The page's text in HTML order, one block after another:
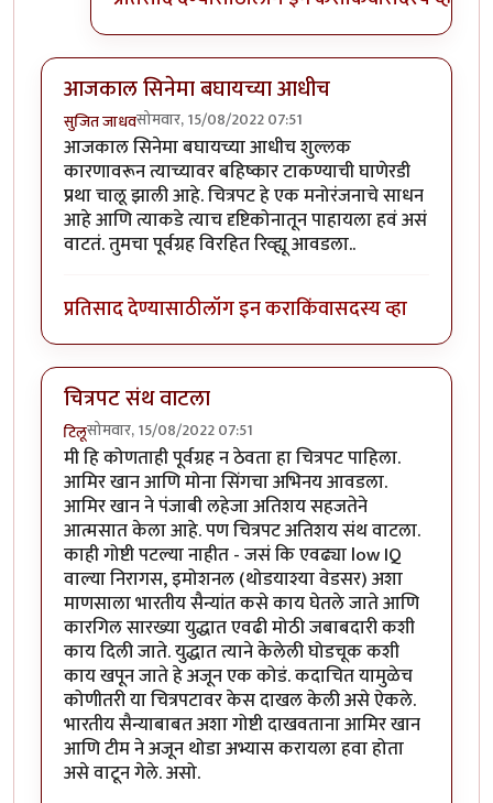
आजकाल सिनेमा बघायच्या आधीच
सुजित जाधवसोमवार, 15/08/2022 07:51
आजकाल सिनेमा बघायच्या आधीच शुल्लक
कारणावरून त्याच्यावर बहिष्कार टाकण्याची घाणेरडी
प्रथा चालू झाली आहे. चित्रपट हे एक मनोरंजनाचे साधन
आहे आणि त्याकडे त्याच दृष्टिकोनातून पाहायला हवं असं
वाटतं. तुमचा पूर्वग्रह विरहित रिव्ह्यू आवडला..
प्रतिसाद देण्यासाठीलॉग इन कराकिंवासदस्य व्हा
चित्रपट संथ वाटला
टिलूसोमवार, 15/08/2022 07:51
मी हि कोणताही पूर्वग्रह न ठेवता हा चित्रपट पाहिला.
आमिर खान आणि मोना सिंगचा अभिनय आवडला.
आमिर खान ने पंजाबी लहेजा अतिशय सहजतेने
आत्मसात केला आहे. पण चित्रपट अतिशय संथ वाटला.
काही गोष्टी पटल्या नाहीत - जसं कि एवढ्या low IQ
वाल्या निरागस, इमोशनल (थोडयाश्या वेडसर) अशा
माणसाला भारतीय सैन्यांत कसे काय घेतले जाते आणि
कारगिल सारख्या युद्धात एवढी मोठी जबाबदारी कशी
काय दिली जाते. युद्धात त्याने केलेली घोडचूक कशी
काय खपून जाते हे अजून एक कोडं. कदाचित यामुळेच
कोणीतरी या चित्रपटावर केस दाखल केली असे ऐकले.
भारतीय सैन्याबाबत अशा गोष्टी दाखवताना आमिर खान
आणि टीम ने अजून थोडा अभ्यास करायला हवा होता
असे वाटून गेले. असो.